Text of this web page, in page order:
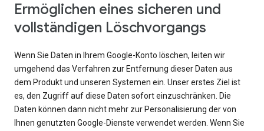
Ermöglichen eines sicheren und
vollständigen Löschvorgangs
Wenn Sie Daten in Ihrem Google-Konto löschen, leiten wir
umgehend das Verfahren zur Entfernung dieser Daten aus
dem Produkt und unseren Systemen ein. Unser erstes Ziel ist
es, den Zugriff auf diese Daten sofort einzuschränken. Die
Daten können dann nicht mehr zur Personalisierung der von
Ihnen genutzten Google-Dienste verwendet werden. Wenn Sie